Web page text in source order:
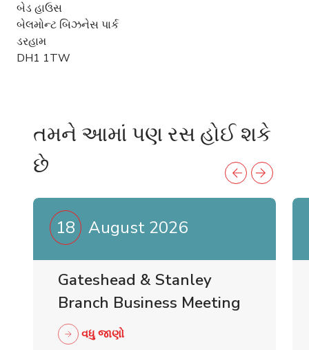
બેડ હાઉસ
બેલમોન્ટ બિઝનેસ પાર્ક
ડરહામ
DH1 1TW
તમને આમાં પણ રસ હોઈ શકે
છે
18 August 2026
Gateshead & Stanley
Branch Business Meeting
વધુ જાણો